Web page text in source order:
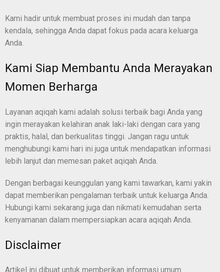
Kami hadir untuk membuat proses ini mudah dan tanpa
kendala, sehingga Anda dapat fokus pada acara keluarga
Anda.
Kami Siap Membantu Anda Merayakan
Momen Berharga
Layanan aqiqah kami adalah solusi terbaik bagi Anda yang
ingin merayakan kelahiran anak laki-laki dengan cara yang
praktis, halal, dan berkualitas tinggi. Jangan ragu untuk
menghubungi kami hari ini juga untuk mendapatkan informasi
lebih lanjut dan memesan paket aqiqah Anda.
Dengan berbagai keunggulan yang kami tawarkan, kami yakin
dapat memberikan pengalaman terbaik untuk keluarga Anda.
Hubungi kami sekarang juga dan nikmati kemudahan serta
kenyamanan dalam mempersiapkan acara aqiqah Anda.
Disclaimer
Artikel ini dibuat untuk memberikan informasi umum